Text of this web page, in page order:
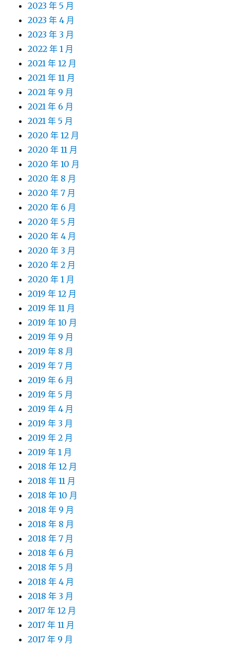
2023 年 5 月
2023 年 4 月
2023 年 3 月
2022 年 1 月
2021 年 12 月
2021 年 11 月
2021 年 9 月
2021 年 6 月
2021 年 5 月
2020 年 12 月
2020 年 11 月
2020 年 10 月
2020 年 8 月
2020 年 7 月
2020 年 6 月
2020 年 5 月
2020 年 4 月
2020 年 3 月
2020 年 2 月
2020 年 1 月
2019 年 12 月
2019 年 11 月
2019 年 10 月
2019 年 9 月
2019 年 8 月
2019 年 7 月
2019 年 6 月
2019 年 5 月
2019 年 4 月
2019 年 3 月
2019 年 2 月
2019 年 1 月
2018 年 12 月
2018 年 11 月
2018 年 10 月
2018 年 9 月
2018 年 8 月
2018 年 7 月
2018 年 6 月
2018 年 5 月
2018 年 4 月
2018 年 3 月
2017 年 12 月
2017 年 11 月
2017 年 9 月